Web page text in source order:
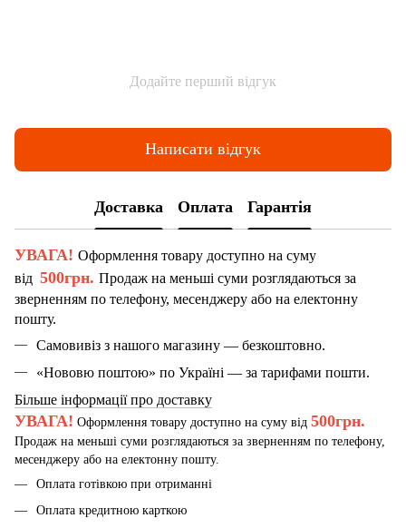
Додайте перший відгук
Написати відгук
Доставка Оплата Гарантія
УВАГА! Оформлення товару доступно на суму
від 500грн. Продаж на меньші суми розглядаються за
зверненням по телефону, месенджеру або на електонну
пошту.
Самовивіз з нашого магазину — безкоштовно.
«Нововю поштою» по Україні — за тарифами пошти.
Більше інформації про доставку
УВАГА! Оформлення товару доступно на суму від 500грн.
Продаж на меньші суми розглядаються за зверненням по телефону,
месенджеру або на електонну пошту.
Оплата готівкою при отриманні
Оплата кредитною карткою